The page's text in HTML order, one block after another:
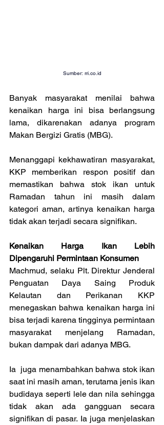
Sumber: rri.co.id
Banyak masyarakat menilai bahwa
kenaikan harga ini bisa berlangsung
lama, dikarenakan adanya program
Makan Bergizi Gratis (MBG).
Menanggapi kekhawatiran masyarakat,
KKP memberikan respon positif dan
memastikan bahwa stok ikan untuk
Ramadan tahun ini masih dalam
kategori aman, artinya kenaikan harga
tidak akan terjadi secara signifikan.
Kenaikan Harga Ikan Lebih
Dipengaruhi Permintaan Konsumen
Machmud, selaku Plt. Direktur Jenderal
Penguatan Daya Saing Produk
Kelautan dan Perikanan KKP
menegaskan bahwa kenaikan harga ini
bisa terjadi karena tingginya permintaan
masyarakat menjelang Ramadan,
bukan dampak dari adanya MBG.
Ia  juga menambahkan bahwa stok ikan
saat ini masih aman, terutama jenis ikan
budidaya seperti lele dan nila sehingga
tidak akan ada gangguan secara
signifikan di pasar. Ia juga menjelaskan